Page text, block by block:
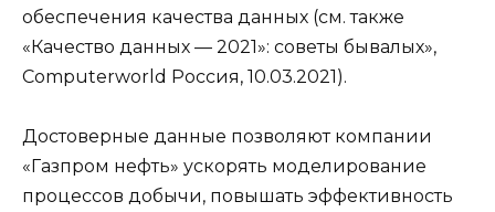
обеспечения качества данных (см. также
«Качество данных — 2021»: советы бывалых»,
Computerworld Россия, 10.03.2021).
Достоверные данные позволяют компании
«Газпром нефть» ускорять моделирование
процессов добычи, повышать эффективность